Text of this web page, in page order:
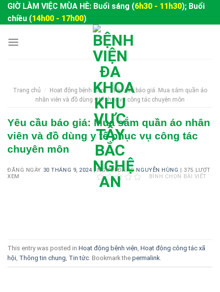
SkipGIỜ LÀM VIỆC MÙA HÈ: Buổi sáng (6h30 - 11h30); Buổi
chiều (14h00 - 17h00)
Trang chủ / Hoạt động bệnh viện / Yêu cầu báo giá: Mua sắm quần áo
nhân viên và đồ dùng y tế phục vụ công tác chuyên môn
Yêu cầu báo giá: Mua sắm quần áo nhân
viên và đồ dùng y tế phục vụ công tác
chuyên môn
ĐĂNG NGÀY 30 THÁNG 9, 2024 NGƯỜI ĐĂNG NGUYỄN HÙNG | 375 LƯỢT
XEM
BÌNH CHỌN BÀI VIẾT
This entry was posted in Hoạt động bệnh viện Hoạt động công tác xã
hội Thông tin chung Tin tức . Bookmark the permalink